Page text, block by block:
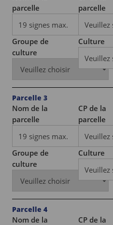
parcelle
parcelle
Groupe de
culture
Culture
Parcelle 3
Nom de la
parcelle
CP de la
parcelle
Groupe de
culture
Culture
Parcelle 4
Nom de la
CP de la